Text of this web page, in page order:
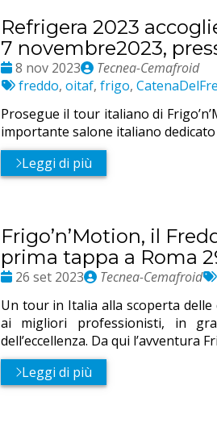
Refrigera 2023
7 novembre2023,
Date
:
8 nov 2023
Publié
par
Tecnea-Cemafroid
Etichette:
freddo, oitaf, frigo,
Prosegue il tour italiano di
importante salone italiano
Leggi di più
Frigo’n’Motion, il
prima tappa a Roma
Date
26 set 2023
Publié
Tecnea-Cemafroid
Un tour in Italia alla scoperta
ai migliori professionisti, in
dell’eccellenza. Da qui l’avventura
Leggi di più